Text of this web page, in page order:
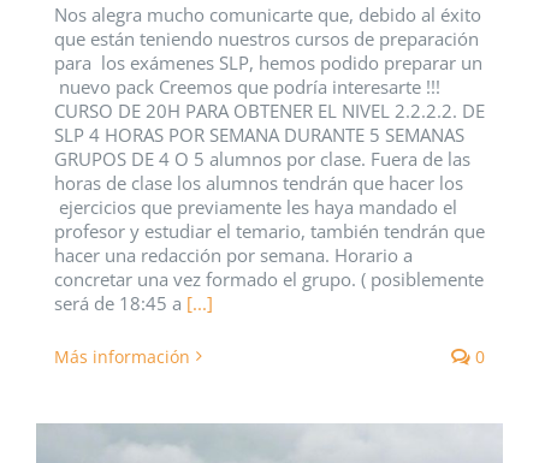
Nos alegra mucho comunicarte que, debido al éxito
que están teniendo nuestros cursos de preparación
para los exámenes SLP, hemos podido preparar un
nuevo pack Creemos que podría interesarte !!!
CURSO DE 20H PARA OBTENER EL NIVEL 2.2.2.2. DE
SLP 4 HORAS POR SEMANA DURANTE 5 SEMANAS
GRUPOS DE 4 O 5 alumnos por clase. Fuera de las
horas de clase los alumnos tendrán que hacer los
ejercicios que previamente les haya mandado el
profesor y estudiar el temario, también tendrán que
hacer una redacción por semana. Horario a
concretar una vez formado el grupo. ( posiblemente
será de 18:45 a [...]
Más información 0